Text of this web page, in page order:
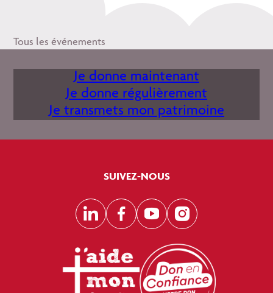
Tous les événements
Je donne maintenant
Je donne régulièrement
Je transmets mon patrimoine
SUIVEZ-NOUS
LinkedInFacebook
YouTubeInstagram